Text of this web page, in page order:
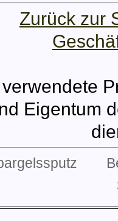
Zurück zur
Eigentum